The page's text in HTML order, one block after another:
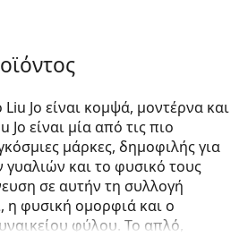
Jo είναι κομψά, μοντέρνα και
Jo είναι μία από τις πιο
μάρκες, δημοφιλής για
και το φυσικό τους
σε αυτήν τη συλλογή
η φυσική ομορφιά και ο
φύλου. Το απλό,